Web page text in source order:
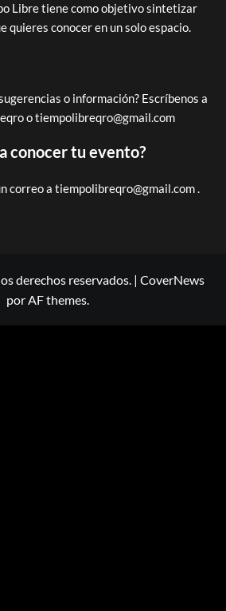
Libre tiene como objetivo sintetizar
quieres conocer en un solo espacio.
o información? Escríbenos a
otiempolibreqro@gmail.com
conocer tu evento?
correo a tiempolibreqro@gmail.com.
derechos reservados. | CoverNews
por AF themes.